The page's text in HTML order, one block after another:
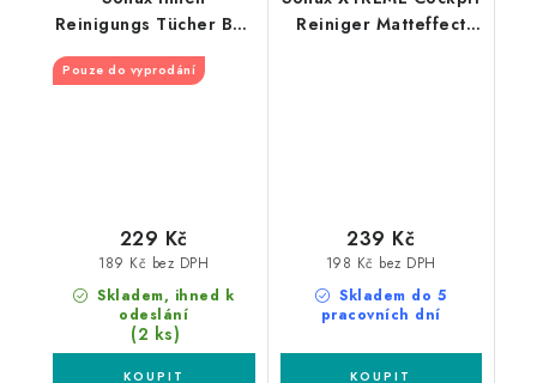
Reinigungs Tücher Box
interiér
Pouze do vyprodání
Skladem, ihned k
odeslání
(2 ks)
189 Kč bez DPH
229 Kč
Reiniger Matteffect
Skladem do 5
pracovních dní
198 Kč bez DPH
239 Kč